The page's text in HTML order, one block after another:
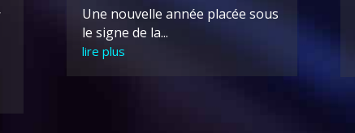
Une nouvelle année placée sous
le signe de la...
lire plus